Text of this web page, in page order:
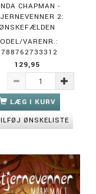
CHAPMAN -
2:
VARENR.:
129,95
LÆG I KURV
ØNSKELISTE